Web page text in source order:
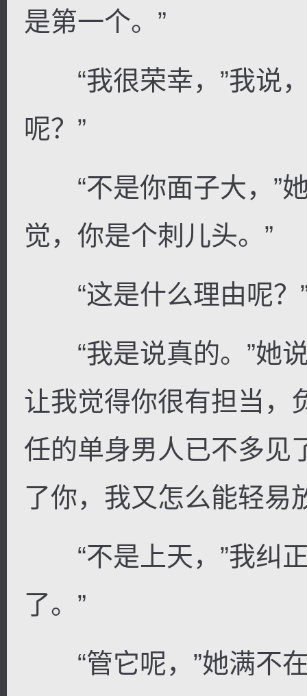
是第一个。”
“我很荣幸，”我说，
呢？”
“不是你面子大，”她
觉，你是个刺儿头。”
“这是什么理由呢？
“我是说真的。”她说
让我觉得你很有担当，
任的单身男人已不多见
了你，我又怎么能轻易
“不是上天，”我纠正
了。”
“管它呢，”她满不在